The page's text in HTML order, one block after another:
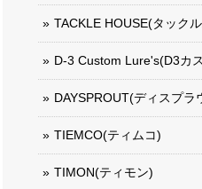
TACKLE HOUSE(タック
D-3 Custom Lure's(D3カ
DAYSPROUT(ディスプラ
TIEMCO(ティムコ)
TIMON(ティモン)